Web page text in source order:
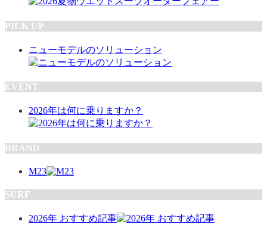
PICK UP
ニューモデルのソリューション
EVENT
2026年は何に乗りますか？
BRAND
M23
SURF
2026年 おすすめ記事